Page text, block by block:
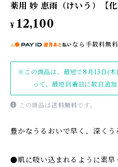
薬用 妙 恵雨（けいう）【化
¥ 12,100
なら 手数料無
※この商品は、最短で8月13日(木
って、最短到着日に数日追
この商品は送料無料です。
豊かなうるおいで早く、深くう
●肌に吸い込まれるように素早